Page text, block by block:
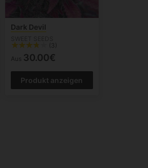
Dark Devil
(3)
Aus 30.00€
Produkt anzeigen